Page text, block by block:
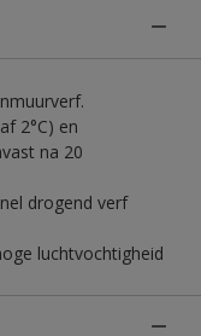
2°C) en
na 20
drogend verf
luchtvochtigheid